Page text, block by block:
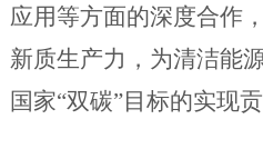
应用等方面的深度合作
新质生产力，为清洁能
国家“双碳”目标的实现贡